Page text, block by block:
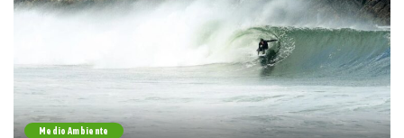
Medio Ambiente